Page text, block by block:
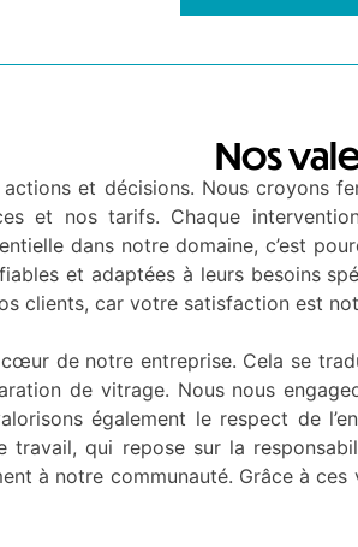
Nos
et décisions. Nous croyons
et nos tarifs. Chaque
dans notre domaine, c’est
et adaptées à leurs besoins
clients, car votre satisfaction est
de notre entreprise. Cela se
de vitrage. Nous nous
également le respect de
qui repose sur la
à notre communauté. Grâce à